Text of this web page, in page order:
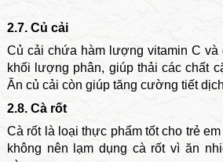
2.7. Củ cải
Củ cải chứa hàm lượng vitamin C và
khối lượng phân, giúp thải các chất
Ăn củ cải còn giúp tăng cường tiết
2.8. Cà rốt
Cà rốt là loại thực phẩm tốt cho trẻ
không nên lạm dụng cà rốt vì ăn